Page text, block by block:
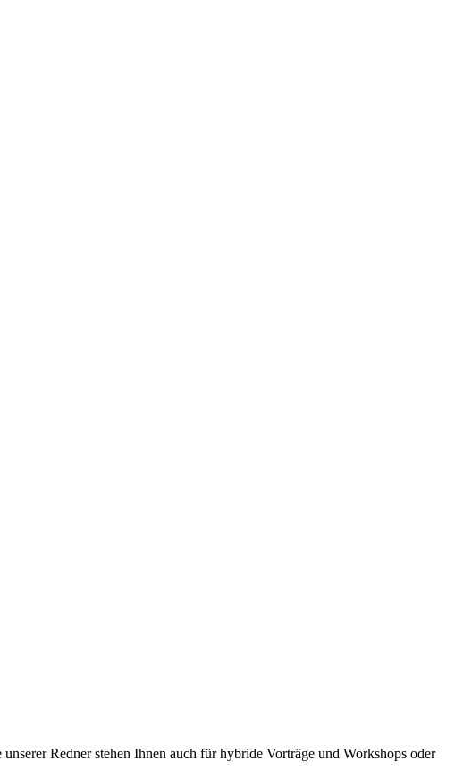
Redner stehen Ihnen auch für hybride Vorträge und Workshops oder